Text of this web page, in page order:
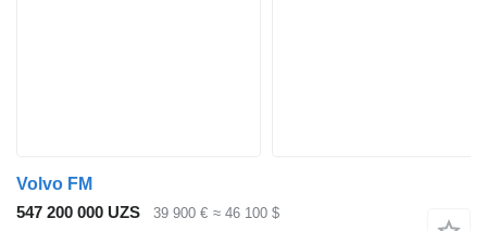
Volvo FM
547 200 000 UZS
39 900 € ≈ 46 100 $